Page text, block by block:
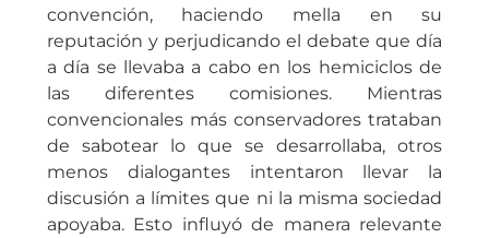
convención, haciendo mella en su
reputación y perjudicando el debate que día
a día se llevaba a cabo en los hemiciclos de
las diferentes comisiones. Mientras
convencionales más conservadores trataban
de sabotear lo que se desarrollaba, otros
menos dialogantes intentaron llevar la
discusión a límites que ni la misma sociedad
apoyaba. Esto influyó de manera relevante